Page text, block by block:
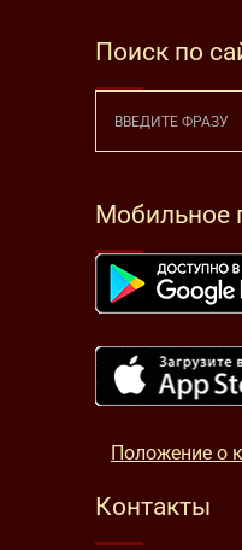
Поиск по
Мобильное
Положение о
Контакты